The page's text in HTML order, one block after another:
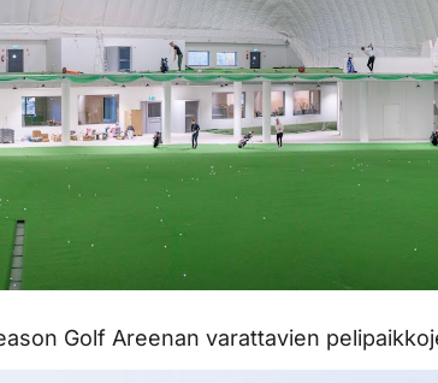
Golf Areenan varattavien